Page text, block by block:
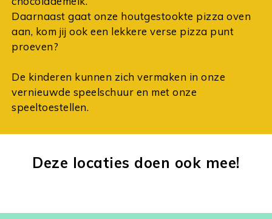
Daarnaast gaat onze houtgestookte pizza oven
aan, kom jij ook een lekkere verse pizza punt
proeven?
De kinderen kunnen zich vermaken in onze
vernieuwde speelschuur en met onze
speeltoestellen.
Deze locaties doen ook mee!